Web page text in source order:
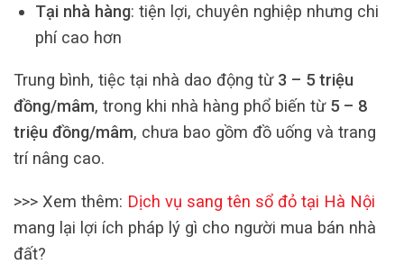
Tại nhà hàng: tiện lợi, chuyên nghiệp nhưng chi
phí cao hơn
Trung bình, tiệc tại nhà dao động từ 3 – 5 triệu
đồng/mâm, trong khi nhà hàng phổ biến từ 5 – 8
triệu đồng/mâm, chưa bao gồm đồ uống và trang
trí nâng cao.
>>> Xem thêm: Dịch vụ sang tên sổ đỏ tại Hà Nội
mang lại lợi ích pháp lý gì cho người mua bán nhà
đất?